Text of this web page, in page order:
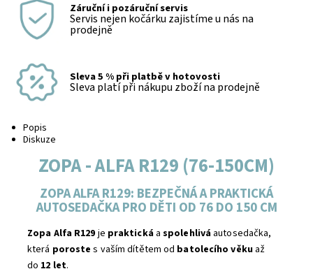
Záruční i pozáruční servis
Servis nejen kočárku zajistíme u nás na
prodejně
Sleva 5 % při platbě v hotovosti
Sleva platí při nákupu zboží na prodejně
Popis
Diskuze
ZOPA - ALFA R129 (76-150CM)
ZOPA ALFA R129: BEZPEČNÁ A PRAKTICKÁ
AUTOSEDAČKA PRO DĚTI OD 76 DO 150 CM
Zopa Alfa R129 je praktická a spolehlivá autosedačka,
která poroste s vaším dítětem od batolecího věku až
do 12 let.